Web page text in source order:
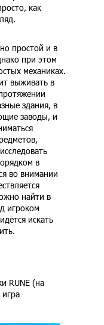
как
простой и в
при этом
механиках.
выживать в
здания, в
заводы, и
в
во внимании
найти в
игроком
искать
RUNE (на
игра